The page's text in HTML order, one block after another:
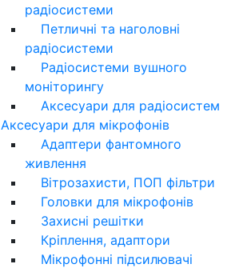
радіосистеми
Петличні та наголовні
радіосистеми
Радіосистеми вушного
моніторингу
Аксесуари для радіосистем
Аксесуари для мікрофонів
Адаптери фантомного
живлення
Вітрозахисти, ПОП фільтри
Головки для мікрофонів
Захисні решітки
Кріплення, адаптори
Мікрофонні підсилювачі